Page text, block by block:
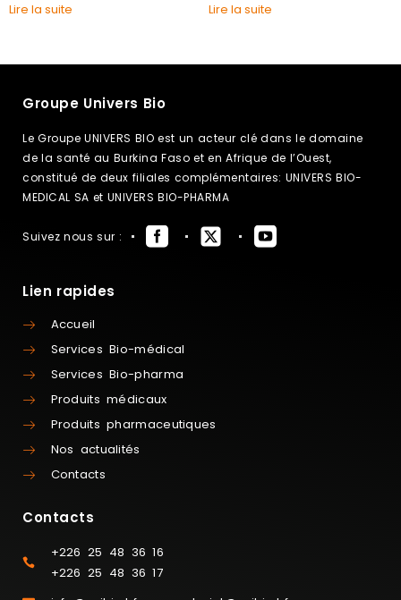
Lire la suite
Lire la suite
Groupe Univers Bio
Le Groupe UNIVERS BIO est un acteur clé dans le domaine
de la santé au Burkina Faso et en Afrique de l’Ouest,
constitué de deux filiales complémentaires: UNIVERS BIO-
MEDICAL SA et UNIVERS BIO-PHARMA
Suivez nous sur :
Lien rapides
Accueil
Services Bio-médical
Services Bio-pharma
Produits médicaux
Produits pharmaceutiques
Nos actualités
Contacts
Contacts
+226 25 48 36 16
+226 25 48 36 17